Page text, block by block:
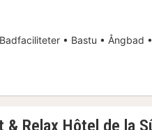
Badfaciliteter • Bastu • Ångbad
& Relax Hôtel de la